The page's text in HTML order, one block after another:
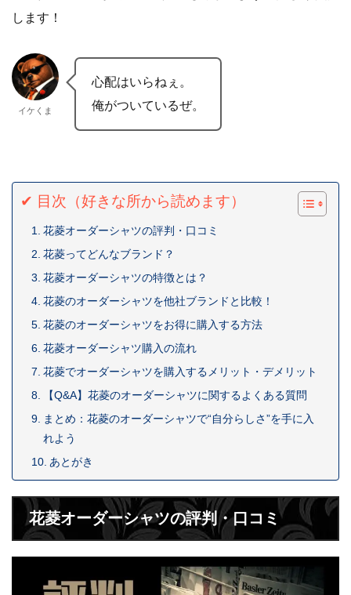
します！
イケくま
心配はいらねぇ。
俺がついているぜ。
✔ 目次（好きな所から読めます）
花菱オーダーシャツの評判・口コミ
花菱ってどんなブランド？
花菱オーダーシャツの特徴とは？
花菱のオーダーシャツを他社ブランドと比較！
花菱のオーダーシャツをお得に購入する方法
花菱オーダーシャツ購入の流れ
花菱でオーダーシャツを購入するメリット・デメリット
【Q&A】花菱のオーダーシャツに関するよくある質問
まとめ：花菱のオーダーシャツで“自分らしさ”を手に入
れよう
あとがき
花菱オーダーシャツの評判・口コミ